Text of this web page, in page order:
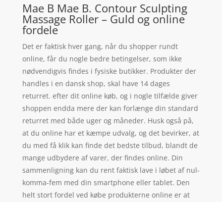
Mae B Mae B. Contour Sculpting
Massage Roller – Guld og online
fordele
Det er faktisk hver gang, når du shopper rundt
online, får du nogle bedre betingelser, som ikke
nødvendigvis findes i fysiske butikker. Produkter der
handles i en dansk shop, skal have 14 dages
returret. efter dit online køb, og i nogle tilfælde giver
shoppen endda mere der kan forlænge din standard
returret med både uger og måneder. Husk også på,
at du online har et kæmpe udvalg, og det bevirker, at
du med få klik kan finde det bedste tilbud, blandt de
mange udbydere af varer, der findes online. Din
sammenligning kan du rent faktisk lave i løbet af nul-
komma-fem med din smartphone eller tablet. Den
helt stort fordel ved købe produkterne online er at